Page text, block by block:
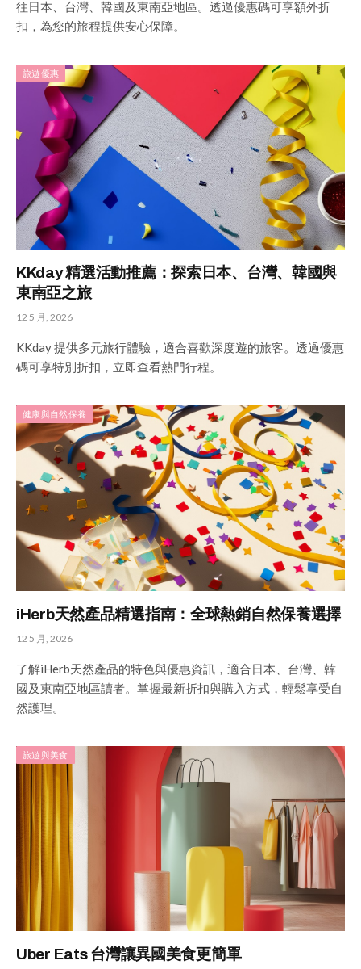
往日本、台灣、韓國及東南亞地區。透過優惠碼可享額外折
扣，為您的旅程提供安心保障。
旅遊優惠
KKday 精選活動推薦：探索日本、台灣、韓國與
東南亞之旅
12 5 月, 2026
KKday 提供多元旅行體驗，適合喜歡深度遊的旅客。透過優惠
碼可享特別折扣，立即查看熱門行程。
健康與自然保養
iHerb天然產品精選指南：全球熱銷自然保養選擇
12 5 月, 2026
了解iHerb天然產品的特色與優惠資訊，適合日本、台灣、韓
國及東南亞地區讀者。掌握最新折扣與購入方式，輕鬆享受自
然護理。
旅遊與美食
Uber Eats 台灣讓異國美食更簡單